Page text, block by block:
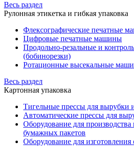
Весь раздел
Рулонная этикетка и гибкая упаковка
Флексографические печатные
Цифровые печатные машины
Продольно-резальные и
(бобинорезки)
Ротационные высекальные
Весь раздел
Картонная упаковка
Тигельные прессы для вырубки
Автоматические прессы для
Оборудование для
бумажных пакетов
Оборудование для